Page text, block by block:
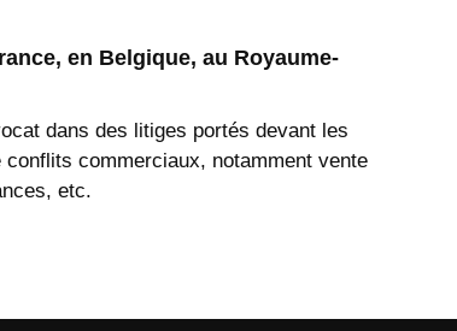
en Belgique, au Royaume-
dans des litiges portés devant les
commerciaux, notamment vente
etc.